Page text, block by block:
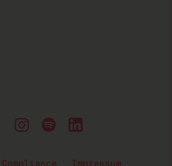
Compliance Impressum